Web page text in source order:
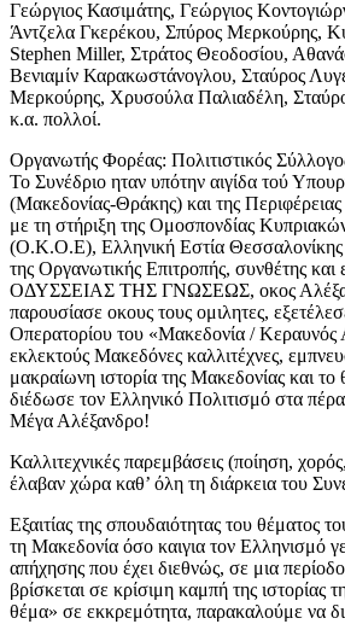
Γεώργιος Κασιμάτης, Γεώργιος
Άντζελα Γκερέκου, Σπύρος Μερκούρης,
Stephen Miller, Στράτος Θεοδοσίου,
Βενιαμίν Καρακωστάνογλου, Σταύρος
Μερκούρης, Χρυσούλα Παλιαδέλη,
κ.α. πολλοί.
Οργανωτής Φορέας: Πολιτιστικός
Το Συνέδριο ηταν υπότην αιγίδα τού
(Μακεδονίας-Θράκης) και της
με τη στήριξη της Ομοσπονδίας
(Ο.Κ.Ο.Ε), Ελληνική Εστία
της Οργανωτικής Επιτροπής, συνθέτης και
ΟΔΥΣΣΕΙΑΣ ΤΗΣ ΓΝΩΣΕΩΣ, οκος
παρουσίασε οκους τους ομιλητες,
Οπερατορίου του «Μακεδονία / Κεραυνός
εκλεκτούς Μακεδόνες καλλιτέχνες,
μακραίωνη ιστορία της Μακεδονίας και
διέδωσε τον Ελληνικό Πολιτισμό στα
Μέγα Αλέξανδρο!
Καλλιτεχνικές παρεμβάσεις (ποίηση,
έλαβαν χώρα καθ’ όλη τη διάρκεια του
Εξαιτίας της σπουδαιότητας του θέματος
τη Μακεδονία όσο καιγια τον Ελληνισμό
απήχησης που έχει διεθνώς, σε μια
βρίσκεται σε κρίσιμη καμπή της ιστορίας
θέμα» σε εκκρεμότητα, παρακαλούμε να